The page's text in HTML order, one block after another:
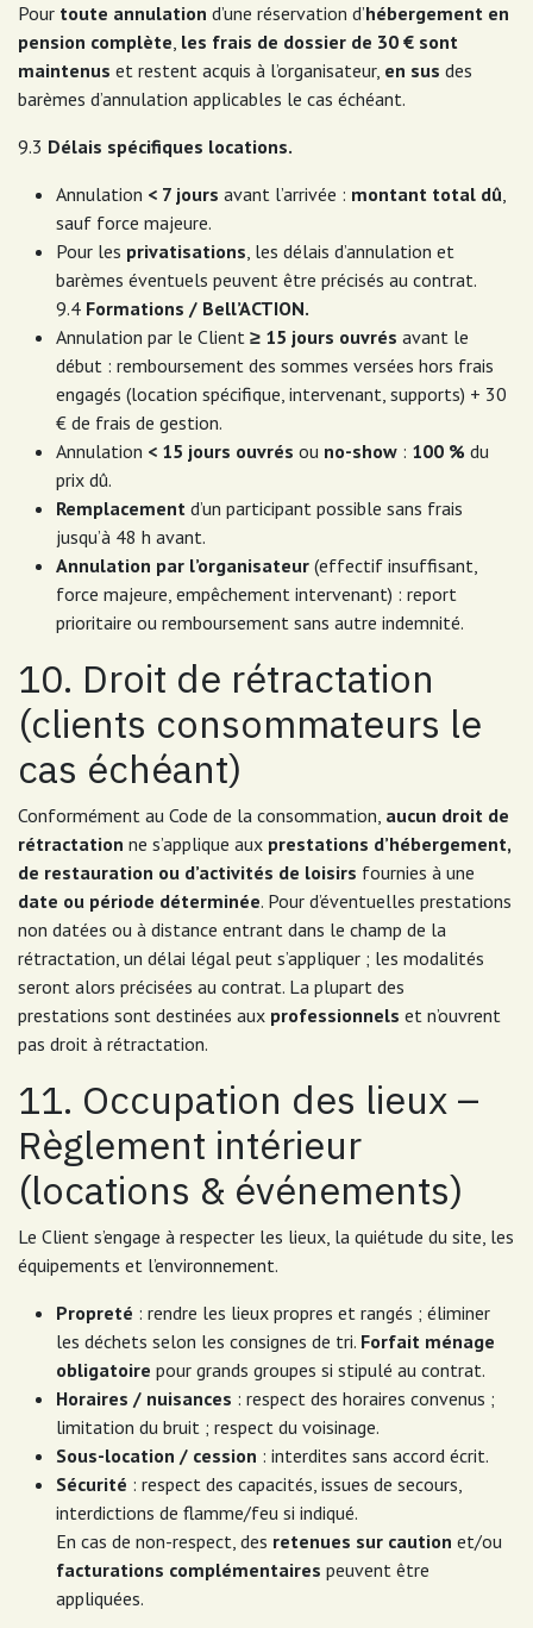
Pour toute annulation d’une réservation d’hébergement en
pension complète, les frais de dossier de 30 € sont
maintenus et restent acquis à l’organisateur, en sus des
barèmes d’annulation applicables le cas échéant.
9.3 Délais spécifiques locations.
Annulation < 7 jours avant l’arrivée : montant total dû,
sauf force majeure.
Pour les privatisations, les délais d’annulation et
barèmes éventuels peuvent être précisés au contrat.
9.4 Formations / Bell’ACTION.
Annulation par le Client ≥ 15 jours ouvrés avant le
début : remboursement des sommes versées hors frais
engagés (location spécifique, intervenant, supports) + 30
€ de frais de gestion.
Annulation < 15 jours ouvrés ou no-show : 100 % du
prix dû.
Remplacement d’un participant possible sans frais
jusqu’à 48 h avant.
Annulation par l’organisateur (effectif insuffisant,
force majeure, empêchement intervenant) : report
prioritaire ou remboursement sans autre indemnité.
10. Droit de rétractation
(clients consommateurs le
cas échéant)
Conformément au Code de la consommation, aucun droit de
rétractation ne s’applique aux prestations d’hébergement,
de restauration ou d’activités de loisirs fournies à une
date ou période déterminée. Pour d’éventuelles prestations
non datées ou à distance entrant dans le champ de la
rétractation, un délai légal peut s’appliquer ; les modalités
seront alors précisées au contrat. La plupart des
prestations sont destinées aux professionnels et n’ouvrent
pas droit à rétractation.
11. Occupation des lieux –
Règlement intérieur
(locations & événements)
Le Client s’engage à respecter les lieux, la quiétude du site, les
équipements et l’environnement.
Propreté : rendre les lieux propres et rangés ; éliminer
les déchets selon les consignes de tri. Forfait ménage
obligatoire pour grands groupes si stipulé au contrat.
Horaires / nuisances : respect des horaires convenus ;
limitation du bruit ; respect du voisinage.
Sous-location / cession : interdites sans accord écrit.
Sécurité : respect des capacités, issues de secours,
interdictions de flamme/feu si indiqué.
En cas de non-respect, des retenues sur caution et/ou
facturations complémentaires peuvent être
appliquées.